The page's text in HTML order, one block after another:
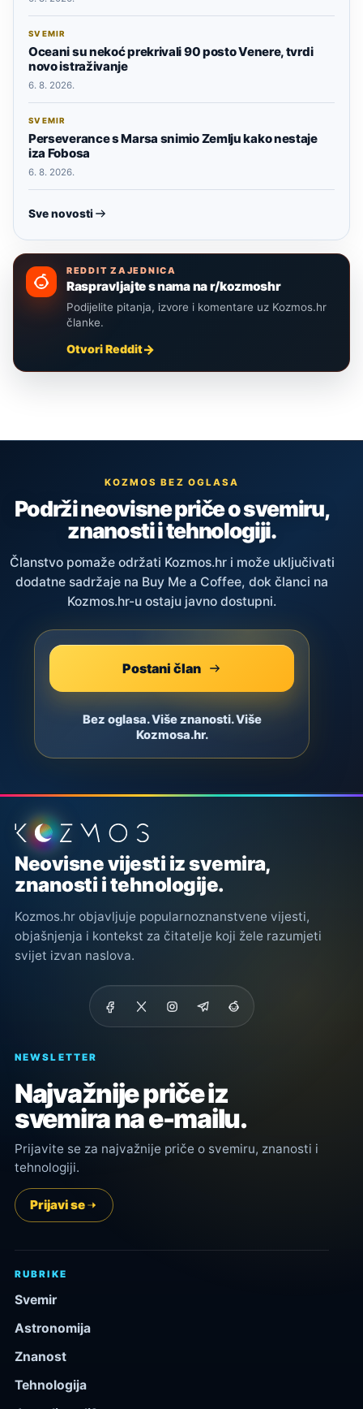
SVEMIR
Oceani su nekoć prekrivali 90 posto Venere, tvrdi
novo istraživanje
6. 8. 2026.
SVEMIR
Perseverance s Marsa snimio Zemlju kako nestaje
iza Fobosa
6. 8. 2026.
Sve novosti
REDDIT ZAJEDNICA
Raspravljajte s nama na r/kozmoshr
Podijelite pitanja, izvore i komentare uz Kozmos.hr
članke.
Otvori Reddit
KOZMOS BEZ OGLASA
Podrži neovisne priče o svemiru,
znanosti i tehnologiji.
Članstvo pomaže održati Kozmos.hr i može uključivati
dodatne sadržaje na Buy Me a Coffee, dok članci na
Kozmos.hr-u ostaju javno dostupni.
Postani član
Bez oglasa. Više znanosti. Više
Kozmosa.hr.
Podnožje stranice
Neovisne vijesti iz svemira,
znanosti i tehnologije.
Kozmos.hr objavljuje popularnoznanstvene vijesti,
objašnjenja i kontekst za čitatelje koji žele razumjeti
svijet izvan naslova.
NEWSLETTER
Najvažnije priče iz
svemira na e-mailu.
Prijavite se za najvažnije priče o svemiru, znanosti i
tehnologiji.
Prijavi se
RUBRIKE
Svemir
Astronomija
Znanost
Tehnologija